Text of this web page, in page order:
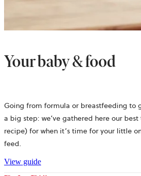
Your baby & food
Going from formula or breastfeeding to
a big step: we’ve gathered here our
recipe) for when it’s time for your little
feed.
View guide